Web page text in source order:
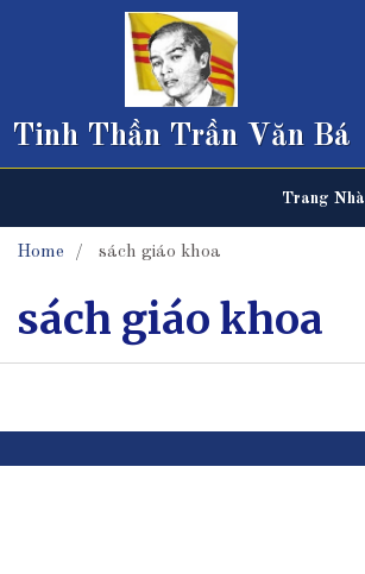
Tinh Thần Trần Văn Bá
Trang Nhà
Home sách giáo khoa
sách giáo khoa